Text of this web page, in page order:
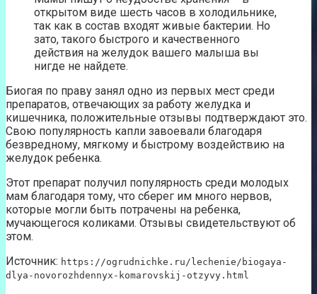
открытом виде шесть часов в холодильнике,
так как в состав входят живые бактерии. Но
зато, такого быстрого и качественного
действия на желудок вашего малыша вы
нигде не найдете.
Биогая по праву занял одно из первых мест среди
препаратов, отвечающих за работу желудка и
кишечника, положительные отзывы подтверждают это.
Свою популярность капли завоевали благодаря
безвредному, мягкому и быстрому воздействию на
желудок ребенка.
Этот препарат получил популярность среди молодых
мам благодаря тому, что сберег им много нервов,
которые могли быть потрачены на ребенка,
мучающегося коликами. Отзывы свидетельствуют об
этом.
Источник: https://ogrudnichke.ru/lechenie/biogaya-
dlya-novorozhdennyx-komarovskij-otzyvy.html